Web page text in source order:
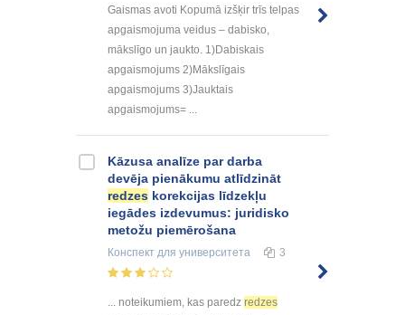
Gaismas avoti Kopumā izšķir trīs telpas
apgaismojuma veidus – dabisko,
mākslīgo un jaukto. 1)Dabiskais
apgaismojums 2)Mākslīgais
apgaismojums 3)Jauktais
apgaismojums= ...
Kāzusa analīze par darba
devēja pienākumu atlīdzināt
redzes korekcijas līdzekļu
iegādes izdevumus: juridisko
metožu piemērošana
Конспект для университета 3
... noteikumiem, kas paredz redzes